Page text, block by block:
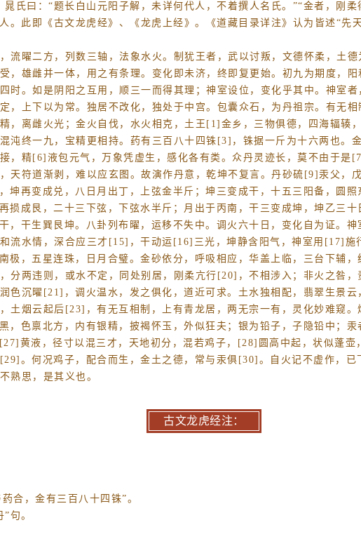
晁氏曰：“题长白山元阳子解，未详何代人，不着撰人名氏。”“金者，刚
。此即《古文龙虎经》、《龙虎上经》。《道藏目录详注》认为皆述“先
流曜二方，列数三轴，法象水火。制犹王者，武以讨叛，文德怀柔，土
，雄雌并一体，用之有条理。变化即未济，终即复更始。初九为期度，
时。如是阴阳之互用，顺三一而得其理；神室设位，变化乎其中。神室
，上下以为常。独居不改化，独处于中宫。包囊众石，为丹祖宗。有无
，离雌火光；金火自伐，水火相克，土王[1]金乡，三物俱德，四海辐辏
沌终一九，宝精更相持。药有三百八十四铢[3]，铢据一斤为十六两也。
，精[6]液包元气，万象凭虚生，感化各有类。众丹灵迹长，莫不由于是
天符道渐剥，难以应玄图。故演作丹意，乾坤不复言。丹砂硫[9]汞父，
坤再变成兑，八日月出丁，上弦金半斤；坤三变成干，十五三阳备，圆
成艮，二十三下弦，下弦水半斤；月出于丙南，干三变成坤，坤乙三
，干生巽艮坤。八卦列布曜，运移不失中。调火六十日，变化自为证。
流水情，深合应三才[15]，干动运[16]三光，坤静含阳气，神室用[17]施
极，五星连珠，日月合璧。金砂依分，呼吸相应，华盖上临，三台下辅
分两违则，或水不定，同处别居，刚柔亢行[20]，不相涉入；非火之咎
色沉曜[21]，调火温水，发之俱化，道近可求。土水独相配，翡翠生景
土烟云起后[23]，有无互相制，上有青龙居，两无宗一有，灵化妙难窥
，色禀北方，内有银精，披褐怀玉，外似狂夫；银为铅子，子隐铅中；
黄液，径寸以混三才，天地初分，混若鸡子，[28]圆高中起，状似蓬壶
。何况鸡子，配合而生，金土之德，常与汞俱[30]。自火记不虚作，
熟思，是其义也。
古文龙虎经注：
合，金有三百八十四铢”。
句。